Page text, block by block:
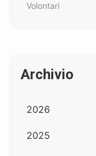
Volontari
Archivio
2026
2025